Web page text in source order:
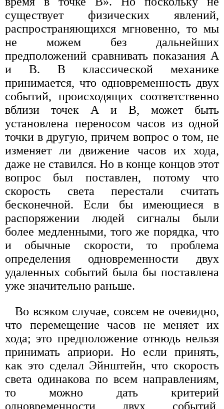
существует физических явлений,
распространяющихся мгновенно, то мы
не можем без дальнейших
предположений сравнивать показания А
и В. В классической механике
принимается, что одновременность двух
событий, происходящих соответственно
вблизи точек А и В, может быть
установлена переносом часов из одной
точки в другую, причем вопрос о том, не
изменяет ли движение часов их хода,
даже не ставился. Но в конце концов этот
вопрос был поставлен, потому что
скорость света перестали считать
бесконечной. Если бы имеющиеся в
распоряжении людей сигналы были
более медленными, того же порядка, что
и обычные скорости, то проблема
определения одновременности двух
удаленных событий была бы поставлена
уже значительно раньше.
Во всяком случае, совсем не очевидно,
что перемещение часов не меняет их
хода; это предположение отнюдь нельзя
принимать априори. Но если принять,
как это сделал Эйнштейн, что скорость
света одинакова по всем направлениям,
то можно дать критерий
одновременности двух событий,